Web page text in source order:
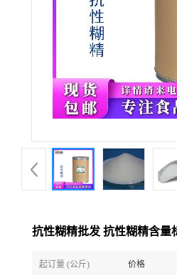
抗性糊精批发 抗性糊精含量
起订量 (公斤) 价格